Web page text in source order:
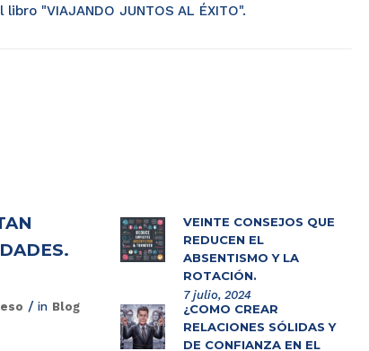
"VIAJANDO JUNTOS AL ÉXITO".
in Blog
VEINTE CONSEJOS QUE
REDUCEN EL
ABSENTISMO Y LA
ROTACIÓN.
7 julio, 2024
¿CÓMO CREAR
RELACIONES SÓLIDAS Y
DE CONFIANZA EN EL